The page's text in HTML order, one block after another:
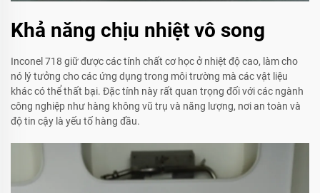
Khả năng chịu nhiệt vô song
Inconel 718 giữ được các tính chất cơ học ở nhiệt độ cao, làm cho
nó lý tưởng cho các ứng dụng trong môi trường mà các vật liệu
khác có thể thất bại. Đặc tính này rất quan trọng đối với các ngành
công nghiệp như hàng không vũ trụ và năng lượng, nơi an toàn và
độ tin cậy là yếu tố hàng đầu.